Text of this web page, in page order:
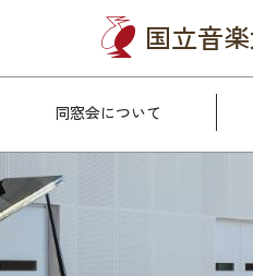
国立音
同窓会について